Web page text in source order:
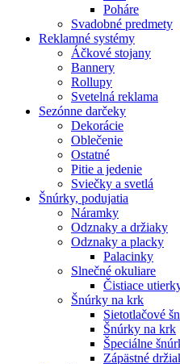
Poháre
Svadobné predmety
Reklamné systémy
Áčkové stojany
Bannery
Rollupy
Svetelná reklama
Sezónne darčeky
Dekorácie
Oblečenie
Ostatné
Pitie a jedenie
Sviečky a svetlá
Šnúrky, podujatia
Náramky
Odznaky a držiaky
Odznaky a placky
Palacinky
Slnečné okuliare
Čistiace
Šnúrky na krk
Sietotlačové
Šnúrky na krk
Špeciálne
Zápästné